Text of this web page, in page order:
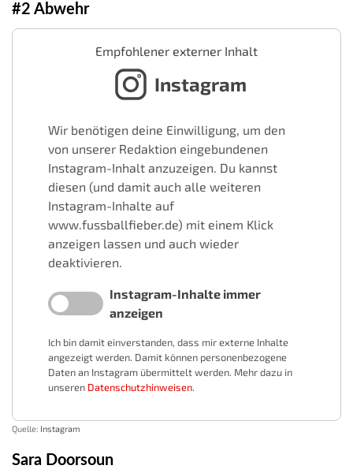
#2 Abwehr
Empfohlener externer Inhalt
Instagram
Wir benötigen deine Einwilligung, um den
von unserer Redaktion eingebundenen
Instagram-Inhalt anzuzeigen. Du kannst
diesen (und damit auch alle weiteren
Instagram-Inhalte auf
www.fussballfieber.de) mit einem Klick
anzeigen lassen und auch wieder
deaktivieren.
Instagram-Inhalte immer
anzeigen
Ich bin damit einverstanden, dass mir externe Inhalte
angezeigt werden. Damit können personenbezogene
Daten an Instagram übermittelt werden. Mehr dazu in
unseren Datenschutzhinweisen.
Quelle: Instagram
Sara Doorsoun